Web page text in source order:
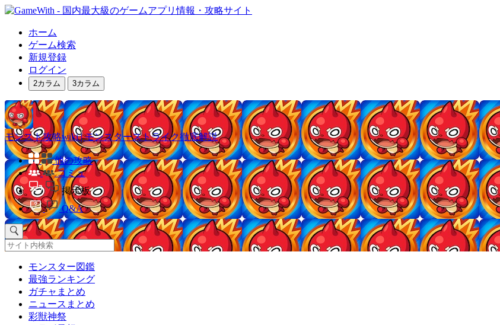
ホーム
ゲーム検索
新規登録
ログイン
2カラム 3カラム
モンスト攻略wiki | モンスターストライク徹底解説
他の攻略
コミュ
掲示板
Q&A
モンスター図鑑
最強ランキング
ガチャまとめ
ニュースまとめ
彩獣神祭